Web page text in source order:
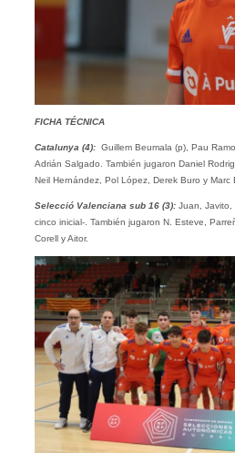
FICHA TÉCNICA
Catalunya (4):Guillem Beumala (p), Pau
Adrián Salgado. También jugaron Daniel
Neil Hernández, Pol López, Derek Buro y Marc
Selecció Valenciana sub 16 (3):Juan, Javito,
cinco inicial-. También jugaron N. Esteve,
Corell y Aitor.